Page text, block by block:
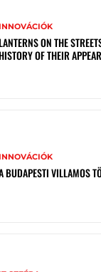
INNOVÁCIÓK
ON THE
OF THEIR
INNOVÁCIÓK
BUDAPESTI VILLAMOS